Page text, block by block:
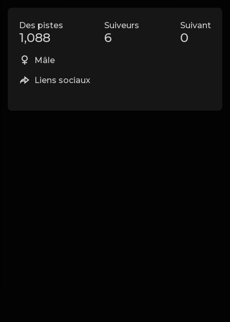
Des pistes
1,088
Suiveurs
6
Suivant
0
Mâle
Liens sociaux